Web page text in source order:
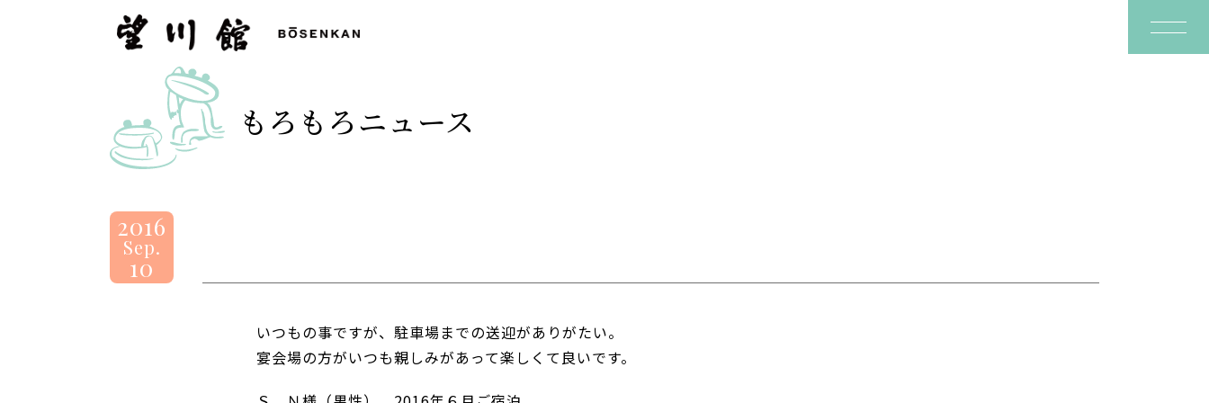
望
川
BOSENKAN
もろもろニュース
2016
Sep.
10
いつもの事ですが、駐車場までの送迎がありがたい。
宴会場の方がいつも親しみがあって楽しくて良いです。